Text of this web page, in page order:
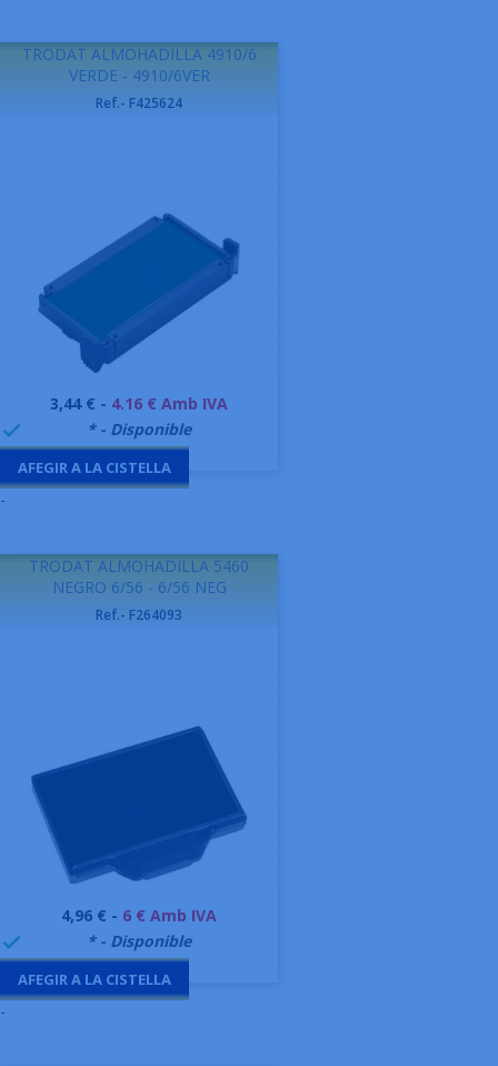
TRODAT ALMOHADILLA 4910/6
VERDE - 4910/6VER
Ref.- F425624
Preu
3,44 € - 4.16 € Amb IVA
 * - Disponible
AFEGIR A LA CISTELLA
-
TRODAT ALMOHADILLA 5460
NEGRO 6/56 - 6/56 NEG
Ref.- F264093
Preu
4,96 € - 6 € Amb IVA
 * - Disponible
AFEGIR A LA CISTELLA
-